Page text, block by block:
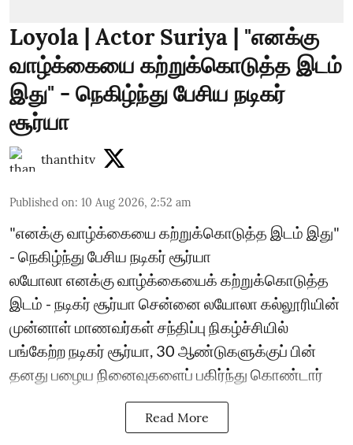
Loyola | Actor Suriya | "எனக்கு
வாழ்க்கையை கற்றுக்கொடுத்த இடம்
இது" - நெகிழ்ந்து பேசிய நடிகர்
சூர்யா
thanthitv
Published on: 10 Aug 2026, 2:52 am
"எனக்கு வாழ்க்கையை கற்றுக்கொடுத்த இடம் இது"
- நெகிழ்ந்து பேசிய நடிகர் சூர்யா
லயோலா எனக்கு வாழ்க்கையைக் கற்றுக்கொடுத்த
இடம் - நடிகர் சூர்யா சென்னை லயோலா கல்லூரியின்
முன்னாள் மாணவர்கள் சந்திப்பு நிகழ்ச்சியில்
பங்கேற்ற நடிகர் சூர்யா, 30 ஆண்டுகளுக்குப் பின்
தனது பழைய நினைவுகளைப் பகிர்ந்து கொண்டார்
Read More